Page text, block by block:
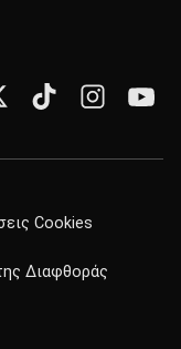
Cookies
Διαφθοράς